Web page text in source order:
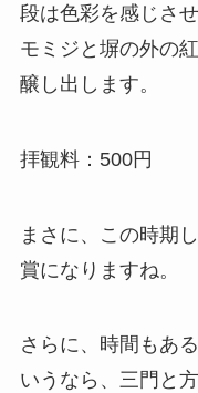
段は色彩を感じさ
モミジと塀の外の
醸し出します。
拝観料：500円
まさに、この時期
賞になりますね。
さらに、時間もあ
いうなら、三門と